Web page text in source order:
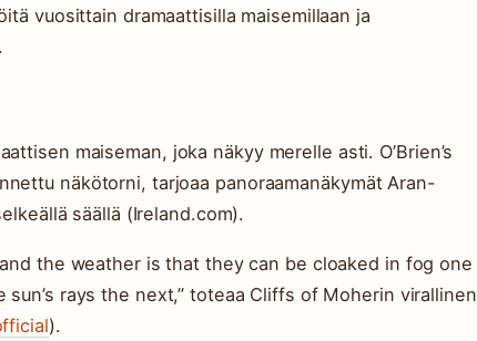
vuosittain dramaattisilla maisemillaan ja
maiseman, joka näkyy merelle asti. O’Brien’s
näkötorni, tarjoaa panoraamanäkymät Aran-
säällä (Ireland.com).
the weather is that they can be cloaked in fog one
sun’s rays the next,” toteaa Cliffs of Moherin virallinen
).